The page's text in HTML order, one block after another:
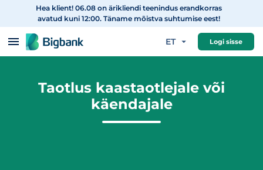
Hüppa sisu juurde
Hea klient! 06.08 on ärikliendi teenindus erandkorras
avatud kuni 12:00. Täname mõistva suhtumise eest!
ET Logi sisse
Taotlus kaastaotlejale või
käendajale